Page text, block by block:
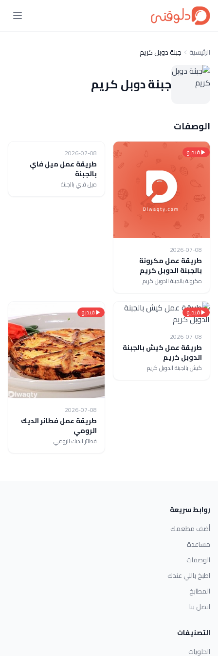
الرئيسية جبنة دوبل كريم
جبنة دوبل كريم
الوصفات
فيديو
2026-07-08
طريقة عمل مكرونة
بالجبنة الدوبل كريم
مكرونة بالجبنة الدوبل كريم
فيديو
2026-07-08
طريقة عمل ميل فاي
بالجبنة
ميل فاي بالجبنة
فيديو
2026-07-08
طريقة عمل كيش بالجبنة
الدوبل كريم
كيش بالجبنة الدوبل كريم
فيديو
2026-07-08
طريقة عمل فطائر الديك
الرومي
فطائر الديك الرومي
روابط سريعة
أضف مطعمك
مساعدة
الوصفات
اطبخ باللي عندك
المطابخ
اتصل بنا
التصنيفات
الحلويات